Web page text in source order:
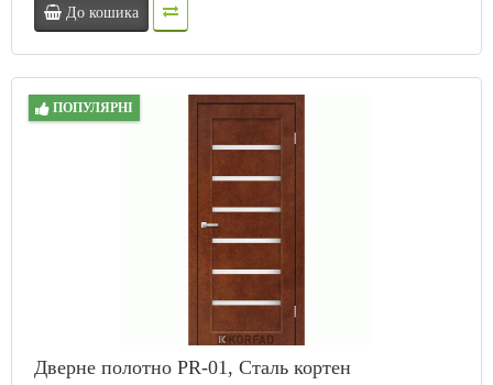
До кошика
ПОПУЛЯРНІ
Дверне полотно PR-01, Сталь кортен